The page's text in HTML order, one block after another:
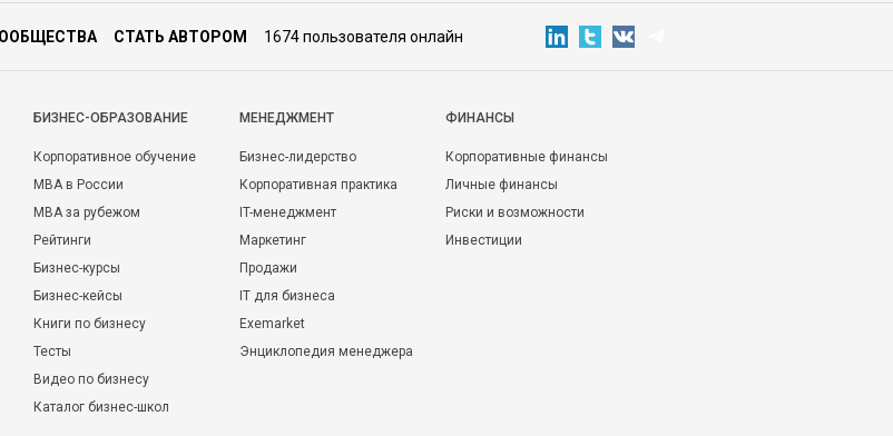
СТАТЬ АВТОРОМ 1674 пользователя онлайн
БИЗНЕС-ОБРАЗОВАНИЕ
Корпоративное обучение
MBA в России
MBA за рубежом
Рейтинги
Бизнес-курсы
Бизнес-кейсы
Книги по бизнесу
Тесты
Видео по бизнесу
Каталог бизнес-школ
МЕНЕДЖМЕНТ
Бизнес-лидерство
Корпоративная практика
IT-менеджмент
Маркетинг
Продажи
IT для бизнеса
Exemarket
Энциклопедия менеджера
ФИНАНСЫ
Корпоративные финансы
Личные финансы
Риски и возможности
Инвестиции